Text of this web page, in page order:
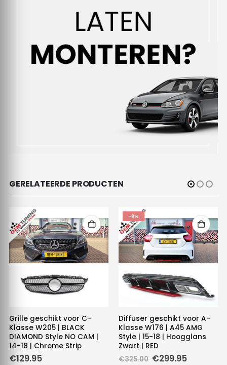
GERELATEERDE PRODUCTEN
Grille geschikt voor C-
Klasse W205 | BLACK
DIAMOND Style NO CAM |
14-18 | Chrome Strip
€129.95
-8%
Diffuser geschikt voor A-
Klasse W176 | A45 AMG
Style | 15-18 | Hoogglans
Zwart | RED
€325.00 Oorspronkelijke
€299.95Huidige